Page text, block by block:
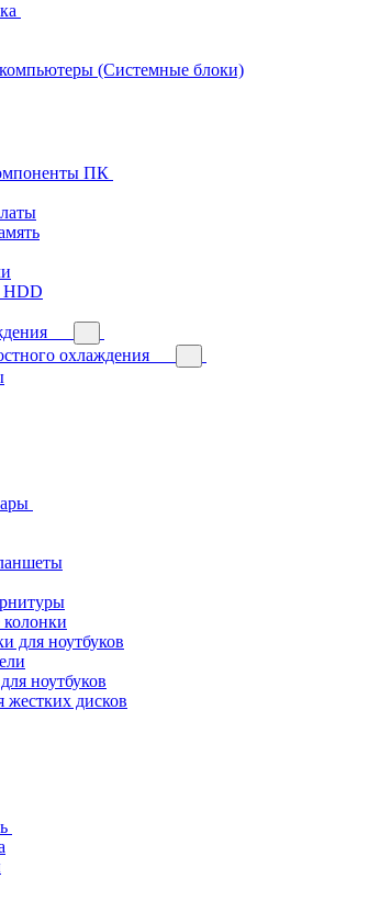
(Системные блоки)
ПК
HDD
охлаждения
для ноутбуков
ноутбуков
жестких дисков